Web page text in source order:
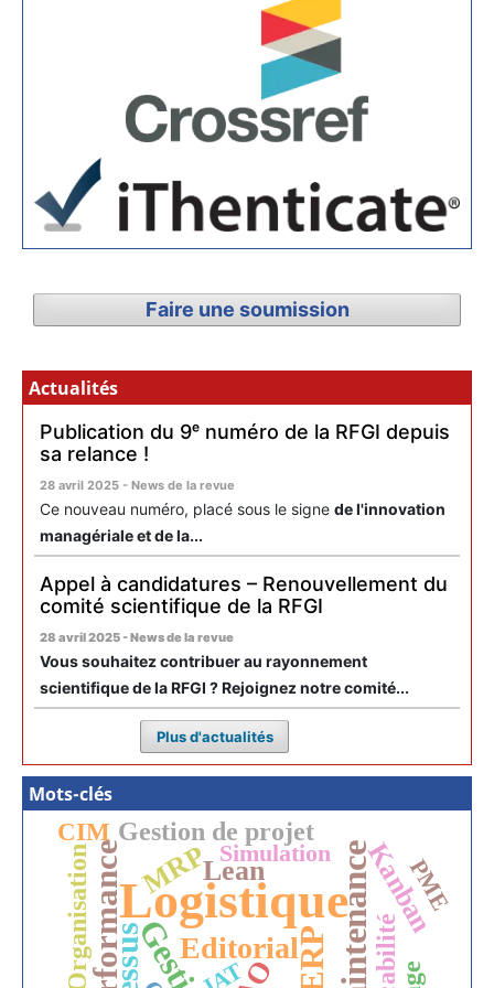
Faire une soumission
Actualités
Publication du 9ᵉ numéro de la RFGI depuis
sa relance !
28 avril 2025 - News de la revue
Ce nouveau numéro, placé sous le signe de l'innovation
managériale et de la...
Appel à candidatures – Renouvellement du
comité scientifique de la RFGI
28 avril 2025 - News de la revue
Vous souhaitez contribuer au rayonnement
scientifique de la RFGI ? Rejoignez notre comité...
Plus d'actualités
Mots-clés
LogistiqueMaintenance
ERP
Performance Editorial
Kanban
MRPLean
Gestion de projet
Organisation
CIM
Simulation
PME